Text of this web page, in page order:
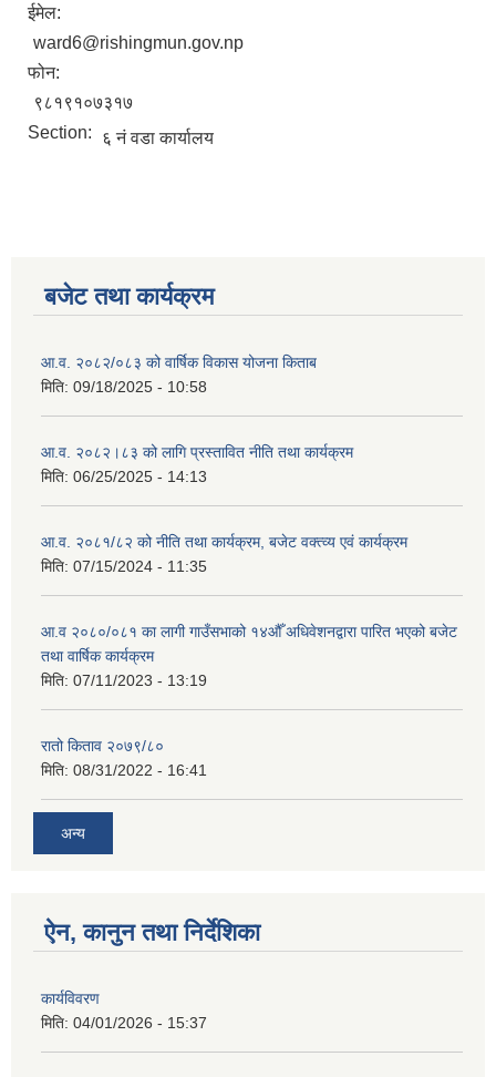
ईमेल:
ward6@rishingmun.gov.np
फोन:
९८१९१०७३१७
Section:
६ नं वडा कार्यालय
बजेट तथा कार्यक्रम
आ.व. २०८२/०८३ को वार्षिक विकास योजना किताब
मिति: 09/18/2025 - 10:58
आ.व. २०८२।८३ को लागि प्रस्तावित नीति तथा कार्यक्रम
मिति: 06/25/2025 - 14:13
आ.व. २०८१/८२ को नीति तथा कार्यक्रम, बजेट वक्त्व्य एवं कार्यक्रम
मिति: 07/15/2024 - 11:35
आ.व २०८०/०८१ का लागी गाउँसभाको १४औँ अधिवेशनद्वारा पारित भएको बजेट
तथा वार्षिक कार्यक्रम
मिति: 07/11/2023 - 13:19
रातो किताव २०७९/८०
मिति: 08/31/2022 - 16:41
अन्य
ऐन, कानुन तथा निर्देशिका
कार्यविवरण
मिति: 04/01/2026 - 15:37